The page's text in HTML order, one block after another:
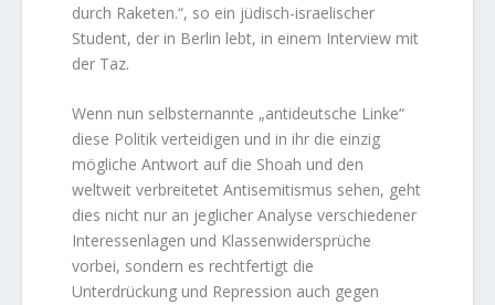
durch Raketen.“, so ein jüdisch-israelischer
Student, der in Berlin lebt, in einem Interview mit
der Taz.
Wenn nun selbsternannte „antideutsche Linke“
diese Politik verteidigen und in ihr die einzig
mögliche Antwort auf die Shoah und den
weltweit verbreitetet Antisemitismus sehen, geht
dies nicht nur an jeglicher Analyse verschiedener
Interessenlagen und Klassenwidersprüche
vorbei, sondern es rechtfertigt die
Unterdrückung und Repression auch gegen